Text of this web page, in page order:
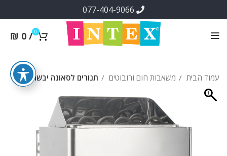
0
/
₪ 0
עמוד הבית משאבות חום ורובוטים תנורים לסאונה יבשה